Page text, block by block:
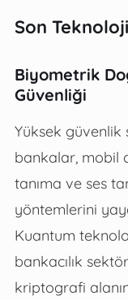
Son
Biyometrik
Güvenliği
Yüksek güvenlik
bankalar, mobil
tanıma ve ses
yöntemlerini
Kuantum
bankacılık
kriptografi